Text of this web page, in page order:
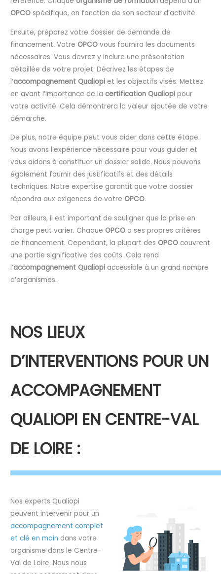
OPCO spécifique, en fonction de son secteur d’activité.
Ensuite, préparez votre dossier de demande de
financement. Votre OPCO vous fournira les documents
nécessaires. Vous devrez y inclure une présentation
détaillée de votre projet. Décrivez les étapes de
l’accompagnement Qualiopi et les objectifs visés. Mettez
en avant l’importance de lacertification Qualiopi pour
votre activité. Cela démontrera la valeur ajoutée de votre
démarche.
De plus, notre équipe peut vous aider dans cette étape.
Nous avons l’expérience nécessaire pour vous guider et
vous aidons à constituer un dossier solide. Nous pouvons
également fournir des justificatifs et des détails
techniques. Notre expertise garantit que votre dossier
répondra aux exigences de votre OPCO.
Par ailleurs, il est important de souligner que la prise en
charge peut varier. Chaque OPCO a ses propres critères
de financement. Cependant, la plupart des OPCO couvrent
une partie significative des coûts. Cela rend
l’accompagnement Qualiopi accessible à un grand nombre
d’organismes.
NOS LIEUX
D’INTERVENTIONS POUR UN
ACCOMPAGNEMENT
QUALIOPI EN CENTRE-VAL
DE LOIRE :
Nos experts Qualiopi
peuvent intervenir pour un
accompagnement complet
et clé en main dans votre
organisme dans le Centre-
Val de Loire. Nous nous